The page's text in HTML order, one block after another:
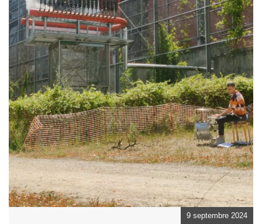
9 septembre 2024